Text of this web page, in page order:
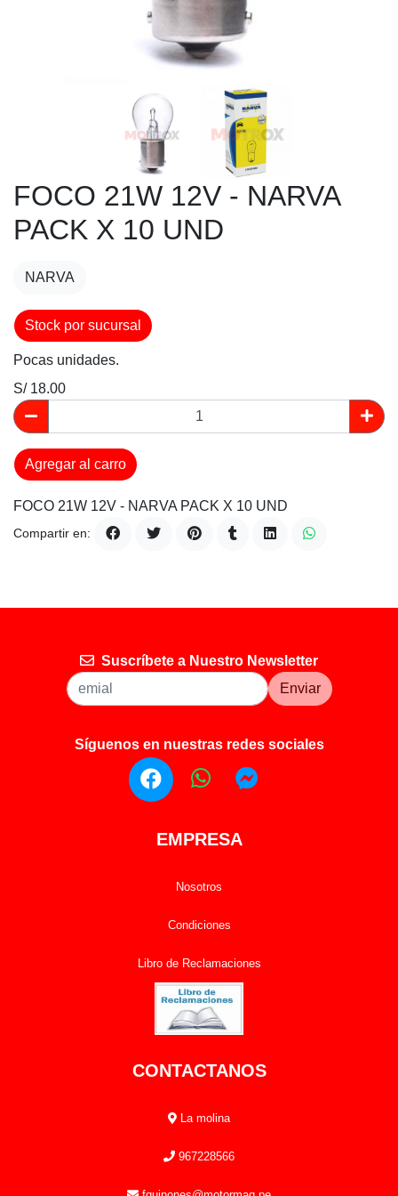
FOCO 21W 12V - NARVA
PACK X 10 UND
NARVA
Stock por sucursal
Pocas unidades.
S/ 18.00
Agregar al carro
FOCO 21W 12V - NARVA PACK X 10 UND
Compartir en:
Suscríbete a Nuestro Newsletter
Enviar
Síguenos en nuestras redes sociales
EMPRESA
Nosotros
Condiciones
Libro de Reclamaciones
CONTACTANOS
La molina
967228566